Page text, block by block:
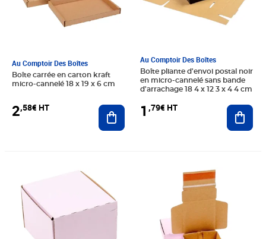
Au Comptoir Des Boîtes
Boîte carrée en carton kraft
micro-cannelé 18 x 19 x 6 cm
2,58€ HT Ajouter au panier
Au Comptoir Des Boîtes
Boîte pliante d'envoi postal noir
en micro-cannelé sans bande
d'arrachage 18 4 x 12 3 x 4 4 cm
1 ,79€ HT